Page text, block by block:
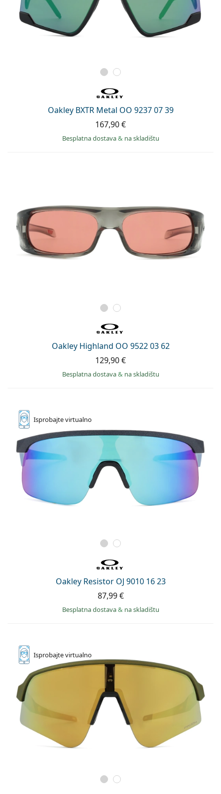
Oakley BXTR Metal OO 9237 07 39
167,90 €
Besplatna dostava& na skladištu
Oakley Highland OO 9522 03 62
129,90 €
Besplatna dostava& na skladištu
Isprobajtevirtualno
Oakley Resistor OJ 9010 16 23
87,99 €
Besplatna dostava& na skladištu
Isprobajtevirtualno